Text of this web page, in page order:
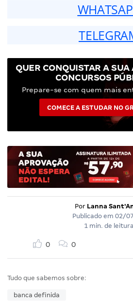
QUER CONQUISTAR A SUA
CONCURSOS
Prepare-se com quem mais
COMECE A ESTUDAR NO
Por Lanna
Publicado em 02/
1 min. de leitura
0 0
Tudo que sabemos sobre:
banca definida